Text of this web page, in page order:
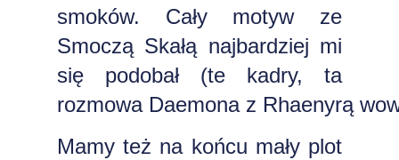
smoków. Cały motyw ze
Smoczą Skałą najbardziej mi
się podobał (te kadry, ta
rozmowa Daemonaz Rhaenyrą
Mamy też na końcu mały plot